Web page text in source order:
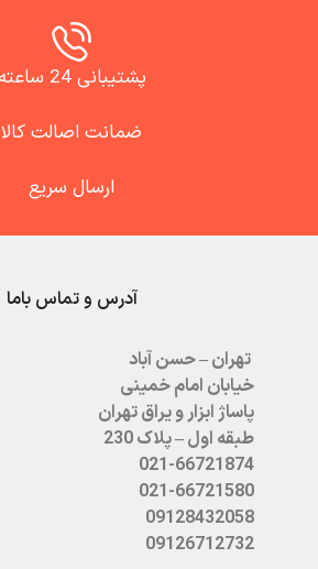
پشتیبانی 24 ساعته
ضمانت اصالت کالا
ارسال سریع
آدرس و تماس باما
تهران – حسن آباد
خیابان امام خمینی
پاساژ ابزار و یراق تهران
طبقه اول – پلاک 230
021-66721874
021-66721580
09128432058
09126712732